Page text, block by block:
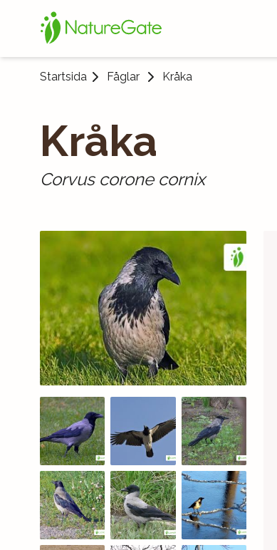
Startsida Fåglar Kråka
Kråka
Corvus corone cornix